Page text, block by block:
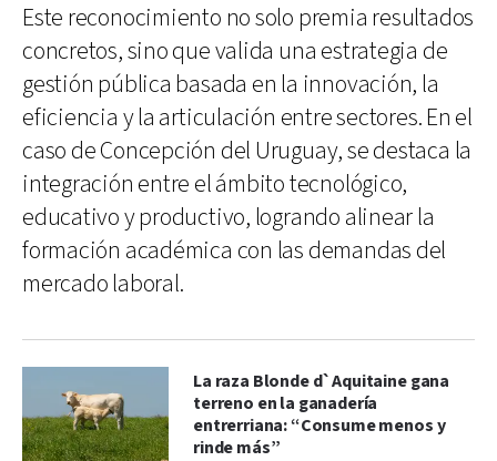
Este reconocimiento no solo premia resultados
concretos, sino que valida una estrategia de
gestión pública basada en la innovación, la
eficiencia y la articulación entre sectores. En el
caso de Concepción del Uruguay, se destaca la
integración entre el ámbito tecnológico,
educativo y productivo, logrando alinear la
formación académica con las demandas del
mercado laboral.
La raza Blonde d`Aquitaine gana
terreno en la ganadería
entrerriana: “Consume menos y
rinde más”